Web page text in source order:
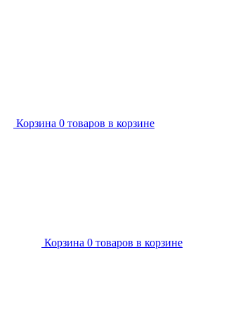
Корзина 0 товаров в корзине
Корзина 0 товаров в корзине